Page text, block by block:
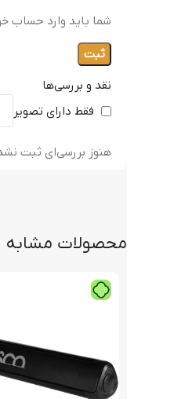
نقد و بررسی‌ها
فقط دارای تصویر
هنوز بررسی‌ای ثبت
شما باید وارد حساب
محصولات مشابه